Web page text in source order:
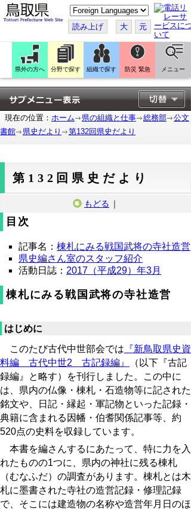
こ
の
ペ
ー
ジ
翻
訳
す
る
読み上げ 大 元
県外の方へ 分野で探す 組織で探す 防災 緊急 メニュー
現在の位置： ホーム 県の組織と仕事 総務部
公文
書館
県史だより 第132回県史だより
第132回県史だより
もどる ｜
目次
記事名：棟札にみる戦国武将の寺社造営
県史編さん室のスタッフ紹介
活動日誌： 2017（平成29）年3月
棟札にみる戦国武将の寺社造営
はじめに
このたび古代中世部会では 『新鳥取県史資
料編 古代中世2 古記録編』
（以下『古記
録編』と略す）を刊行しました。この中に
は、県内の仏像・棟札・石造物等に記された
銘文や、日記・縁起・軍記物といった記録・
典籍に含まれる因幡・伯耆関係記事等、約
520点の史料を収録しています。
本書を編さんするにあたって、特に力を入
れたものの1つに、県内の神社に残る棟札
（むなふだ）の調査があります。棟札とは木
札に墨書された寺社の造営記録・修理記録
で、そこには建造物の名称や造営年月日のほ